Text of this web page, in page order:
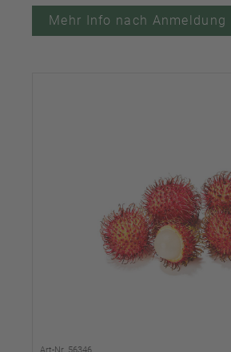
Mehr Info nach Anmeldung
Art-Nr. 56346